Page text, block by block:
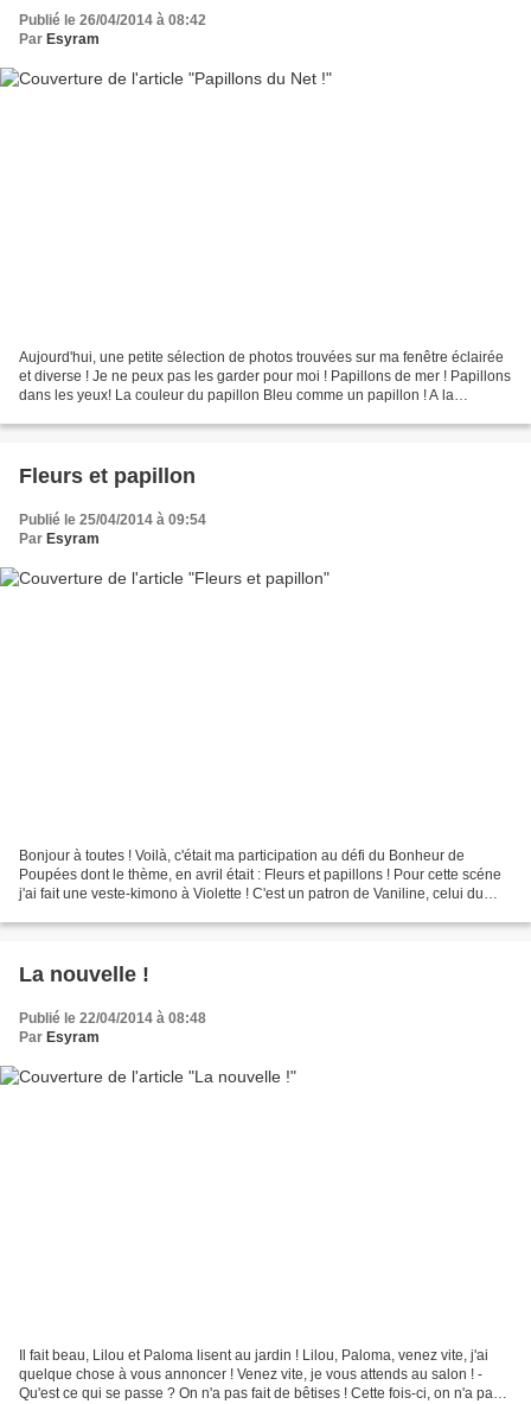
Publié le 26/04/2014 à 08:42
Par Esyram
Aujourd'hui, une petite sélection de photos trouvées sur ma fenêtre éclairée
et diverse ! Je ne peux pas les garder pour moi ! Papillons de mer ! Papillons
dans les yeux! La couleur du papillon Bleu comme un papillon ! A la
Fleurs et papillon
Publié le 25/04/2014 à 09:54
Par Esyram
Bonjour à toutes ! Voilà, c'était ma participation au défi du Bonheur de
Poupées dont le thème, en avril était : Fleurs et papillons ! Pour cette scéne
j'ai fait une veste-kimono à Violette ! C'est un patron de Vaniline, celui du
La nouvelle !
Publié le 22/04/2014 à 08:48
Par Esyram
Il fait beau, Lilou et Paloma lisent au jardin ! Lilou, Paloma, venez vite, j'ai
quelque chose à vous annoncer ! Venez vite, je vous attends au salon ! -
Qu'est ce qui se passe ? On n'a pas fait de bêtises ! Cette fois-ci, on n'a pas